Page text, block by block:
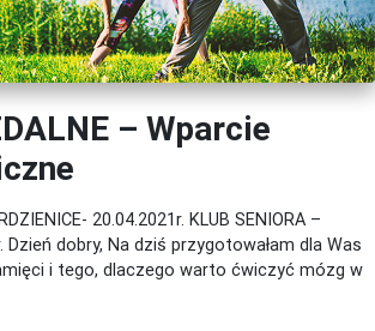
– Wparcie
20.04.2021r. KLUB SENIORA –
Dzień dobry, Na dziś przygotowałam dla Was
i tego, dlaczego warto ćwiczyć mózg w